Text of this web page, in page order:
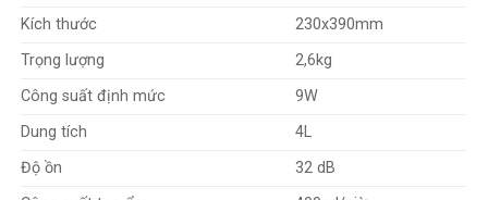
Kích thước
230x390mm
Trọng lượng
2,6kg
Công suất định mức
9W
Dung tích
4L
Độ ồn
32 dB